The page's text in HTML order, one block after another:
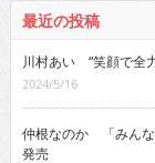
最近の投稿
川村あい “笑顔で全
2024/5/16
仲根なのか 「みんな
発売